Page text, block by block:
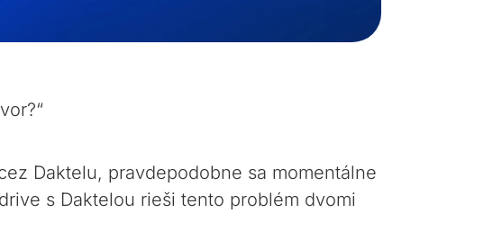
Daktelu, pravdepodobne sa momentálne
s Daktelou rieši tento problém dvomi